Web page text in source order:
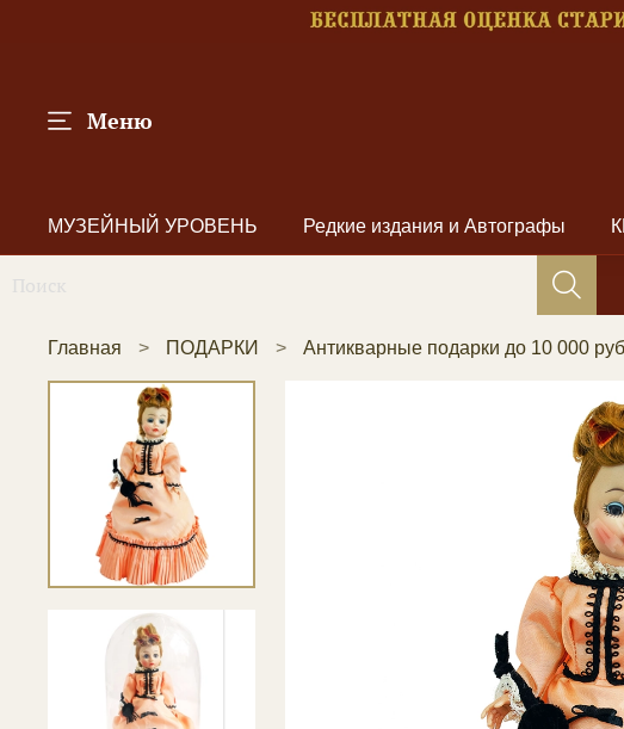
Меню
МУЗЕЙНЫЙ УРОВЕНЬ Редкие издания и Автографы
Главная ПОДАРКИ Антикварные подарки до 10 000